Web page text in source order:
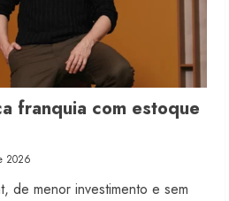
franquia com estoque
2026
de menor investimento e sem